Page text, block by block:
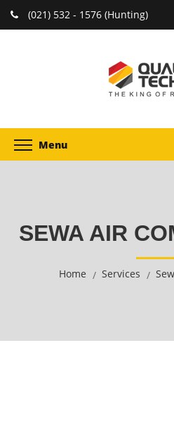
(021) 532 - 1576 (Hunting)
Menu
SEWA AIR
Home Services